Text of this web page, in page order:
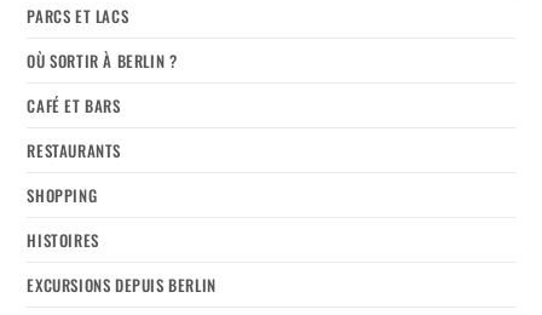
PARCS ET LACS
OÙ SORTIR À BERLIN ?
CAFÉ ET BARS
RESTAURANTS
SHOPPING
HISTOIRES
EXCURSIONS DEPUIS BERLIN